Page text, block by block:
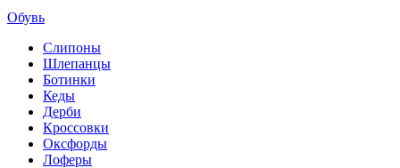
Обувь
Слипоны
Шлепанцы
Ботинки
Кеды
Дерби
Кроссовки
Оксфорды
Лоферы